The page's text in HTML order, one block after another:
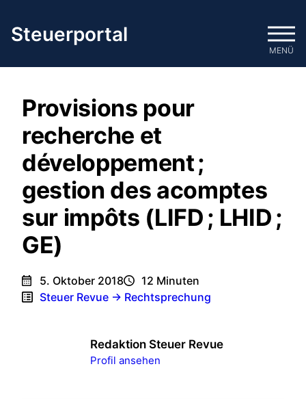
Inhalt
springen
Steuerportal
MENÜ
Provisions pour
recherche et
développement ;
gestion des acomptes
sur impôts (LIFD ; LHID ;
GE)
Steuer Revue → Rechtsprechung
5. Oktober 2018 12 Minuten
Redaktion Steuer Revue
Profil ansehen